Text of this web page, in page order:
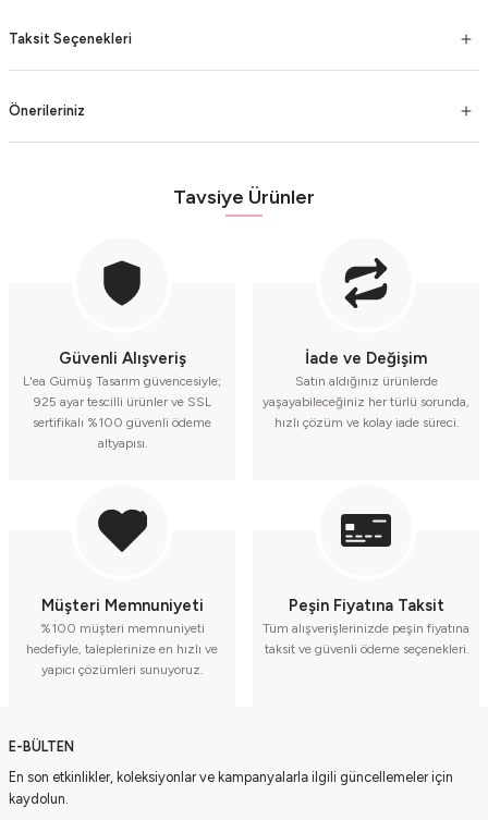
Taksit Seçenekleri
Önerileriniz
Tavsiye Ürünler
Turkuaz Taşlı Gümüş Küpe Turkuaz ve Deniz Camı Gümüş Kolye
Gümüş Halkalı Turkuaz Kolye
6.500,00 TL
Çift Yaprak Turkuaz Taşlı Kolye
Turkuaz Taşlı Ay Kolye
Güvenli Alışveriş
L'ea Gümüş Tasarım güvencesiyle;
925 ayar tescilli ürünler ve SSL
sertifikalı %100 güvenli ödeme
altyapısı.
İade ve Değişim
Satın aldığınız ürünlerde
yaşayabileceğiniz her türlü sorunda,
hızlı çözüm ve kolay iade süreci.
Müşteri Memnuniyeti
%100 müşteri memnuniyeti
hedefiyle, taleplerinize en hızlı ve
yapıcı çözümleri sunuyoruz.
Peşin Fiyatına Taksit
Tüm alışverişlerinizde peşin fiyatına
taksit ve güvenli ödeme seçenekleri.
E-BÜLTEN
En son etkinlikler, koleksiyonlar ve kampanyalarla ilgili güncellemeler için
kaydolun.